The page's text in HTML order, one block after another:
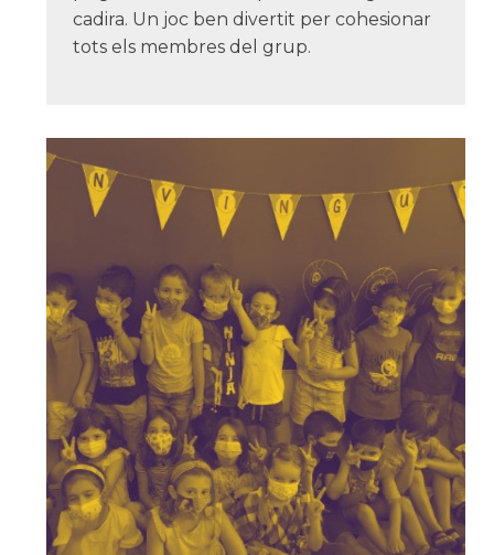
cadira. Un joc ben divertit per cohesionar
tots els membres del grup.